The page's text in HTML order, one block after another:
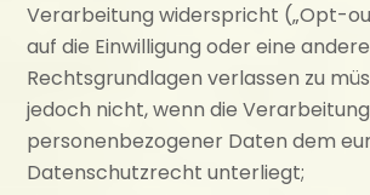
Verarbeitung widerspricht („Opt-
auf die Einwilligung oder eine
Rechtsgrundlagen verlassen zu
jedoch nicht, wenn die Verarbeitung
personenbezogener Daten dem
Datenschutzrecht unterliegt;